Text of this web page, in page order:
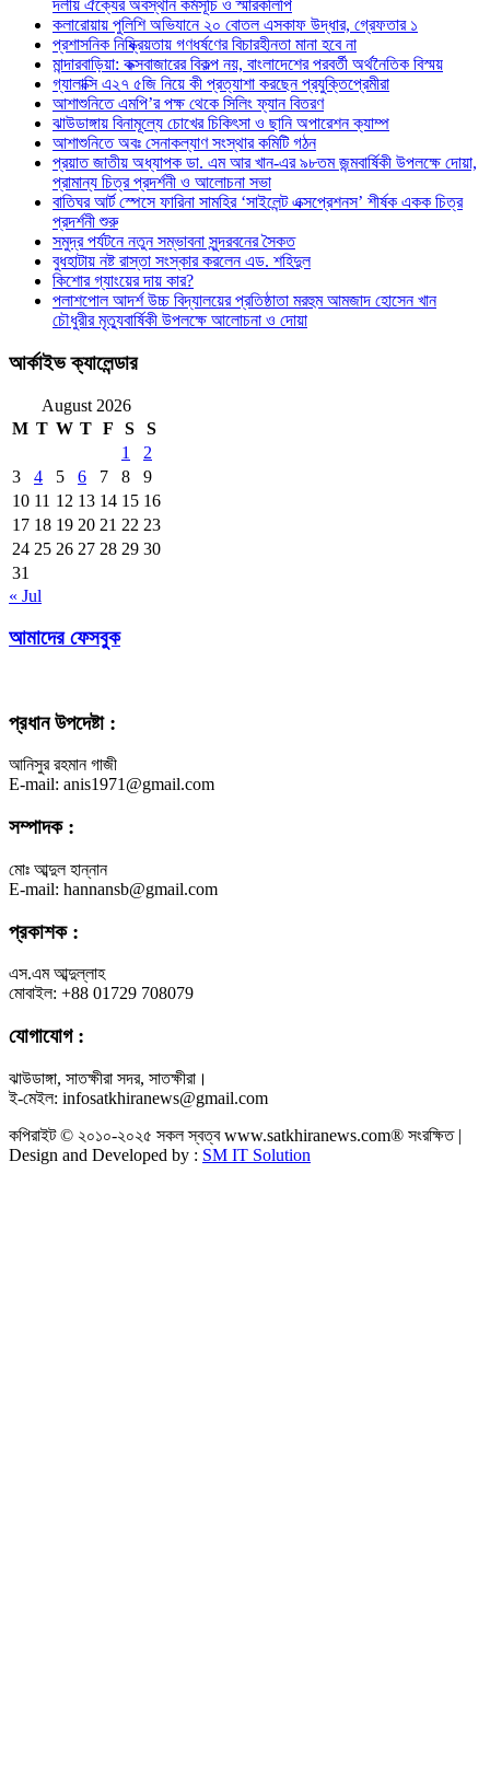
দলীয় ঐক্যের অবস্থান কর্মসূচি ও স্মারকলিপি
কলারোয়ায় পুলিশি অভিযানে ২০ বোতল এসকাফ উদ্ধার, গ্রেফতার ১
প্রশাসনিক নিষ্ক্রিয়তায় গণধর্ষণের বিচারহীনতা মানা হবে না
মান্দারবাড়িয়া: কক্সবাজারের বিকল্প নয়, বাংলাদেশের পরবর্তী অর্থনৈতিক বিস্ময়
গ্যালাক্সি এ২৭ ৫জি নিয়ে কী প্রত্যাশা করছেন প্রযুক্তিপ্রেমীরা
আশাশুনিতে এমপি’র পক্ষ থেকে সিলিং ফ্যান বিতরণ
ঝাউডাঙ্গায় বিনামূল্যে চোখের চিকিৎসা ও ছানি অপারেশন ক্যাম্প
আশাশুনিতে অবঃ সেনাকল্যাণ সংস্থার কমিটি গঠন
প্রয়াত জাতীয় অধ্যাপক ডা. এম আর খান-এর ৯৮তম জন্মবার্ষিকী উপলক্ষে দোয়া,
প্রামান্য চিত্র প্রদর্শনী ও আলোচনা সভা
বাতিঘর আর্ট স্পেসে ফারিনা সামহির ‘সাইলেন্ট এক্সপ্রেশনস’ শীর্ষক একক চিত্র
প্রদর্শনী শুরু
সমুদ্র পর্যটনে নতুন সম্ভাবনা সুন্দরবনের সৈকত
বুধহাটায় নষ্ট রাস্তা সংস্কার করলেন এড. শহিদুল
কিশোর গ্যাংয়ের দায় কার?
পলাশপোল আদর্শ উচ্চ বিদ্যালয়ের প্রতিষ্ঠাতা মরহুম আমজাদ হোসেন খান
চৌধুরীর মৃত্যুবার্ষিকী উপলক্ষে আলোচনা ও দোয়া
আর্কাইভ ক্যালেন্ডার
August 2026
M T W T F S
S
1
2
3
4 5 6 7 8
9
10 11 12 13 14 15 16
17 18 19 20 21 22 23
24 25 26 27 28 29 30
31
« Jul
আমাদের ফেসবুক
প্রধান উপদেষ্টা :
আনিসুর রহমান গাজী
E-mail: anis1971@gmail.com
সম্পাদক :
মোঃ আব্দুল হান্নান
E-mail: hannansb@gmail.com
প্রকাশক :
এস.এম আব্দুল্লাহ
মোবাইল: +88 01729 708079
যোগাযোগ :
ঝাউডাঙ্গা, সাতক্ষীরা সদর, সাতক্ষীরা।
ই-মেইল: infosatkhiranews@gmail.com
কপিরাইট © ২০১০-২০২৫ সকল স্বত্ব www.satkhiranews.com® সংরক্ষিত |
Design and Developed by : SM IT Solution